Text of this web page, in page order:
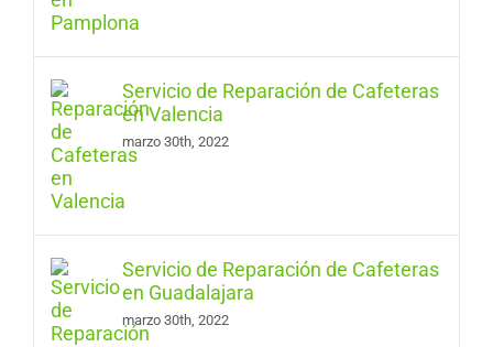
Servicio de Reparación de Cafeteras
en Valencia
marzo 30th, 2022
Servicio de Reparación de Cafeteras
en Guadalajara
marzo 30th, 2022